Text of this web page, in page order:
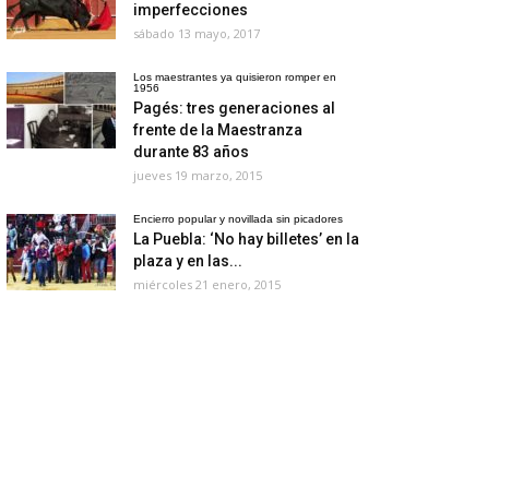
imperfecciones
sábado 13 mayo, 2017
Los maestrantes ya quisieron romper en
1956
Pagés: tres generaciones al
frente de la Maestranza
durante 83 años
jueves 19 marzo, 2015
Encierro popular y novillada sin picadores
La Puebla: ‘No hay billetes’ en la
plaza y en las...
miércoles 21 enero, 2015